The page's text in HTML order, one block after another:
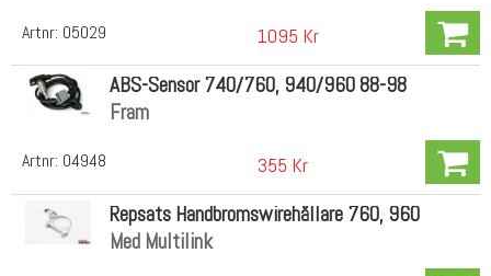
Artnr: 05029 1095 Kr
Artnr: 04948
ABS-Sensor 740/760, 940/960 88-98
Fram
355 Kr
Repsats Handbromswirehållare 760, 960
Med Multilink